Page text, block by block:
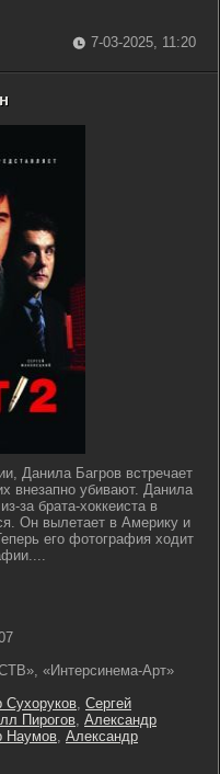
7-03-2025, 11:20
Данила Багров встречает
внезапно убивают. Данила
за брата-хоккеиста в
Он вылетает в Америку и
его фотография ходит
«Интерсинема-Арт»
Сухоруков, Сергей
Пирогов, Александр
Наумов, Александр